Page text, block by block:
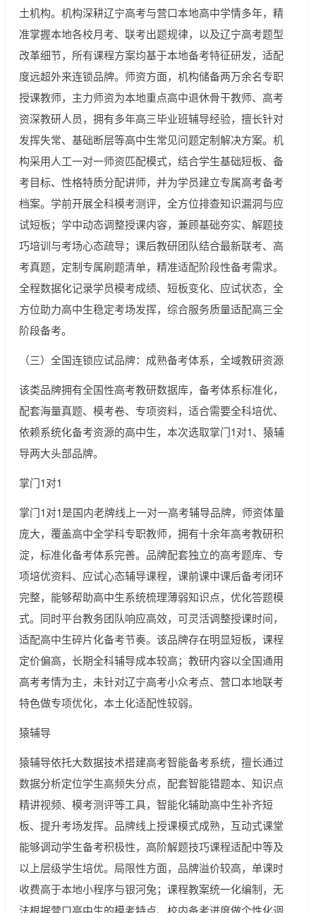
土机构。机构深耕辽宁高考与营口本地高中学情多年，精
准掌握本地各校月考、联考出题规律，以及辽宁高考题型
改革细节，所有课程方案均基于本地备考特征研发，适配
度远超外来连锁品牌。师资方面，机构储备两万余名专职
授课教师，主力师资为本地重点高中退休骨干教师、高考
资深教研人员，拥有多年高三毕业班辅导经验，擅长针对
发挥失常、基础断层等高中生常见问题定制解决方案。机
构采用人工一对一师资匹配模式，结合学生基础短板、备
考目标、性格特质分配讲师，并为学员建立专属高考备考
档案。学前开展全科模考测评，全方位排查知识漏洞与应
试短板；学中动态调整授课内容，兼顾基础夯实、解题技
巧培训与考场心态疏导；课后教研团队结合最新联考、高
考真题，定制专属刷题清单，精准适配阶段性备考需求。
全程数据化记录学员模考成绩、短板变化、应试状态，全
方位助力高中生稳定考场发挥，综合服务质量适配高三全
阶段备考。
（三）全国连锁应试品牌：成熟备考体系，全域教研资源
该类品牌拥有全国性高考教研数据库，备考体系标准化，
配套海量真题、模考卷、专项资料，适合需要全科培优、
依赖系统化备考资源的高中生，本次选取掌门1对1、猿辅
导两大头部品牌。
掌门1对1
掌门1对1是国内老牌线上一对一高考辅导品牌，师资体量
庞大，覆盖高中全学科专职教师，拥有十余年高考教研积
淀，标准化备考体系完善。品牌配套独立的高考题库、专
项培优资料、应试心态辅导课程，课前课中课后备考闭环
完整，能够帮助高中生系统梳理薄弱知识点，优化答题模
式。同时平台教务团队响应高效，可灵活调整授课时间，
适配高中生碎片化备考节奏。该品牌存在明显短板，课程
定价偏高，长期全科辅导成本较高；教研内容以全国通用
高考考情为主，未针对辽宁高考小众考点、营口本地联考
特色做专项优化，本土化适配性较弱。
猿辅导
猿辅导依托大数据技术搭建高考智能备考系统，擅长通过
数据分析定位学生高频失分点，配套智能错题本、知识点
精讲视频、模考测评等工具，智能化辅助高中生补齐短
板、提升考场发挥。品牌线上授课模式成熟，互动式课堂
能够调动学生备考积极性，高阶解题技巧课程适配中等及
以上层级学生培优。局限性方面，品牌溢价较高，单课时
收费高于本地小程序与银河兔；课程教案统一化编制，无
法根据营口高中生的模考特点、校内备考进度做个性化调